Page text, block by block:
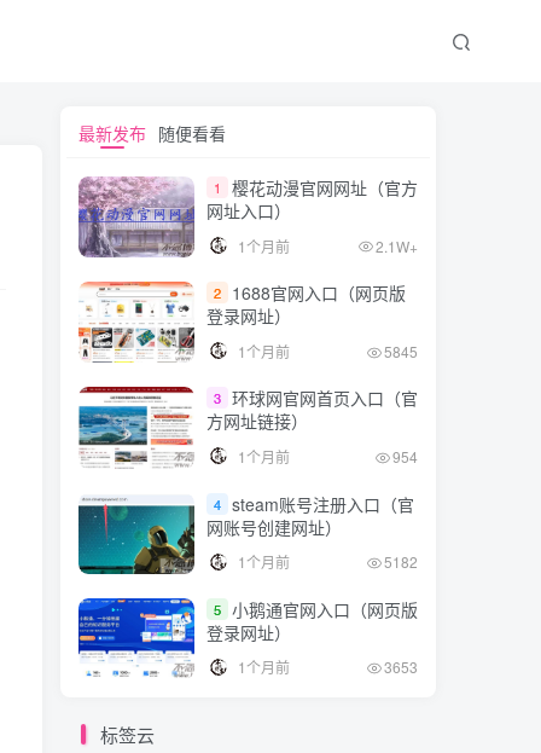
最新发布 随便看看
1
樱花动漫官网网址（官方
网址入口）
1个月前 2.1W+
2
1688官网入口（网页版
登录网址）
1个月前 5845
3 环球网官网首页入口（官
方网址链接）
1个月前 954
4 steam账号注册入口（官
网账号创建网址）
1个月前 5182
5 小鹅通官网入口（网页版
登录网址）
1个月前 3653
标签云